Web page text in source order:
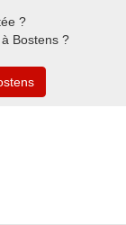
?
Bostens ?